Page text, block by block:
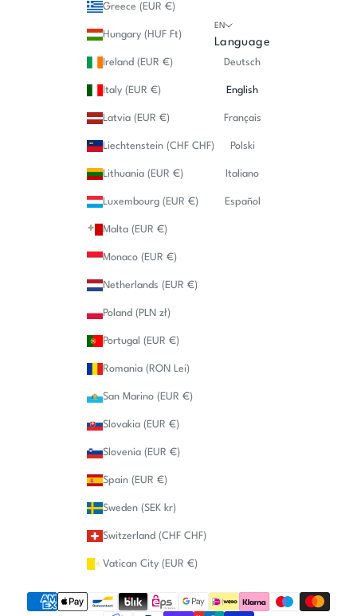
Greece (EUR €)
Hungary (HUF Ft)
Ireland (EUR €)
Italy (EUR €)
Latvia (EUR €)
Liechtenstein (CHF CHF)
Lithuania (EUR €)
Luxembourg (EUR €)
Malta (EUR €)
Monaco (EUR €)
Netherlands (EUR €)
Poland (PLN zł)
Portugal (EUR €)
Romania (RON Lei)
San Marino (EUR €)
Slovakia (EUR €)
Slovenia (EUR €)
Spain (EUR €)
Sweden (SEK kr)
Switzerland (CHF CHF)
Vatican City (EUR €)
EN
Language
Deutsch
English
Français
Polski
Italiano
Español